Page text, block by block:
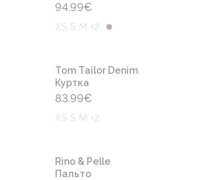
94.99€
XS S M +2
Tom Tailor Denim
Куртка
83.99€
XS S M +2
Rino & Pelle
Пальто